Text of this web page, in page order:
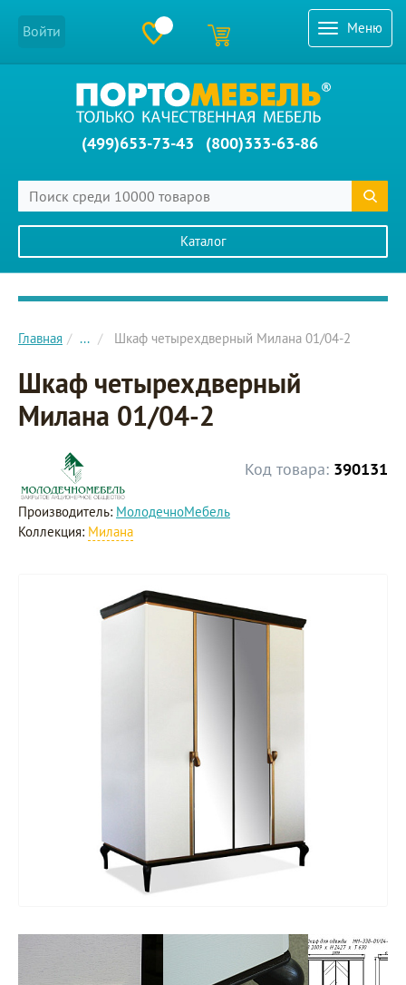
Меню
Войти
(499)653-73-43 (800)333-63-86
Каталог
Главное меню сайта
Главная ... Шкаф четырехдверный Милана 01/04-2
Шкаф четырехдверный
Милана 01/04-2
Код товара: 390131
Производитель: МолодечноМебель
Коллекция: Милана